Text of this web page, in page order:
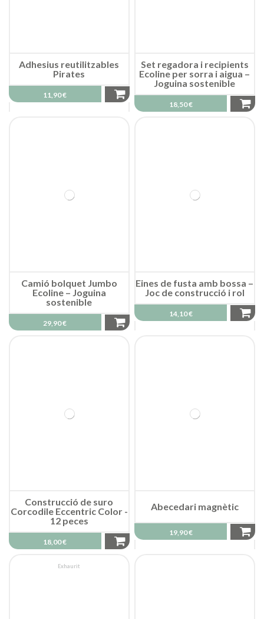
Adhesius reutilitzables
Pirates
11,90 €
Set regadora i recipients
Ecoline per sorra i aigua –
Joguina sostenible
18,50 €
Camió bolquet Jumbo
Ecoline – Joguina
sostenible
29,90 €
Eines de fusta amb bossa –
Joc de construcció i rol
14,10 €
Construcció de suro
Corcodile Eccentric Color -
12 peces
18,00 €
Abecedari magnètic
19,90 €
Exhaurit